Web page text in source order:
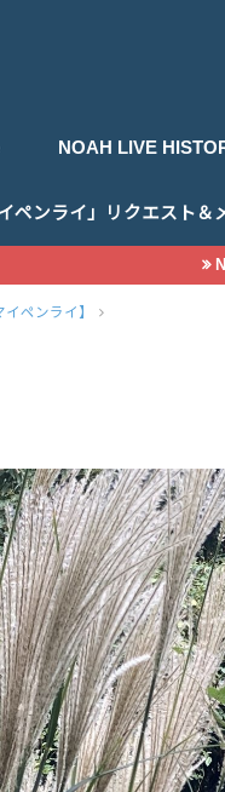
NOAH LIVE
ペンライ」リクエスト＆
ペンライ】